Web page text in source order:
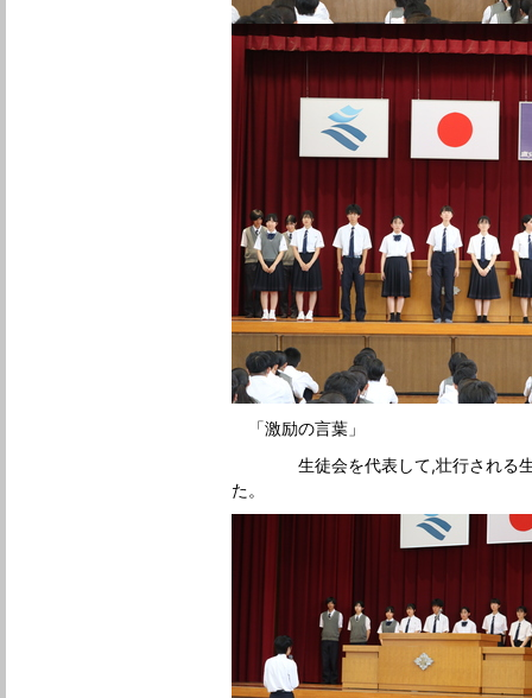
「激励の言葉」
生徒会を代表して,壮行される生
た。